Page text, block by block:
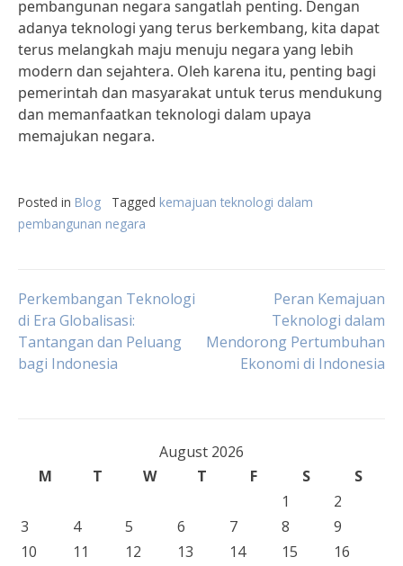
pembangunan negara sangatlah penting. Dengan
adanya teknologi yang terus berkembang, kita dapat
terus melangkah maju menuju negara yang lebih
modern dan sejahtera. Oleh karena itu, penting bagi
pemerintah dan masyarakat untuk terus mendukung
dan memanfaatkan teknologi dalam upaya
memajukan negara.
Posted in Blog Tagged kemajuan teknologi dalam
pembangunan negara
Post
navigation
Perkembangan Teknologi
di Era Globalisasi:
Tantangan dan Peluang
bagi Indonesia
Peran Kemajuan
Teknologi dalam
Mendorong Pertumbuhan
Ekonomi di Indonesia
August 2026
M
T W T F S
S
1
2
3
4 5 6 7 8
9
10
11 12 13 14 15
16